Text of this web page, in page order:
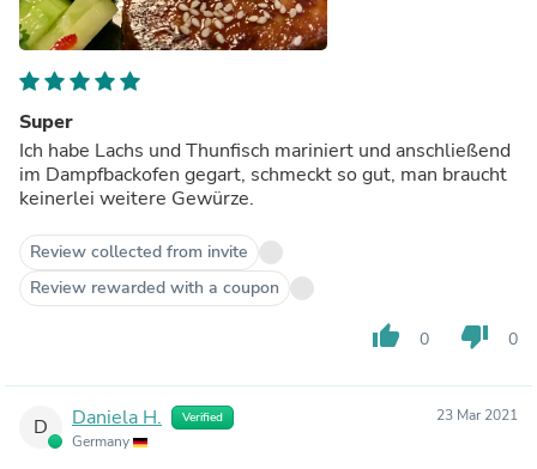
Super
Ich habe Lachs und Thunfisch mariniert und anschließend
im Dampfbackofen gegart, schmeckt so gut, man braucht
keinerlei weitere Gewürze.
Review collected from invite
Review rewarded with a coupon
thumb_up 0 thumb_down 0
D Daniela H. Verified
Germany
23 Mar 2021